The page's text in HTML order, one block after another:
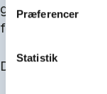
Præferencer
Statistik
gangs­krav, og
for at blive
Du kan finde alle